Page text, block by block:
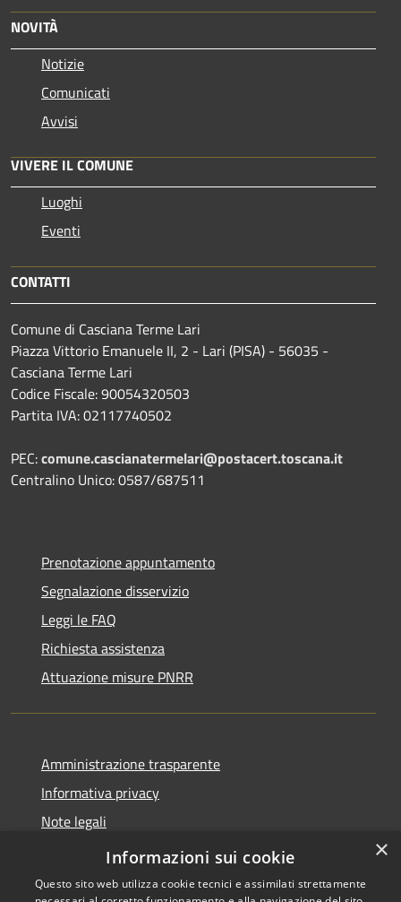
NOVITÀ
Notizie
Comunicati
Avvisi
VIVERE IL COMUNE
Luoghi
Eventi
CONTATTI
Comune di Casciana Terme Lari
Piazza Vittorio Emanuele II, 2 - Lari (PISA) - 56035 -
Casciana Terme Lari
Codice Fiscale: 90054320503
Partita IVA: 02117740502
PEC:comune.cascianatermelari@postacert.toscana.it
Centralino Unico: 0587/687511
Prenotazione appuntamento
Segnalazione disservizio
Leggi le FAQ
Richiesta assistenza
Attuazione misure PNRR
Amministrazione trasparente
Informativa privacy
Note legali
Dichiarazione di accessibilità
×
Informazioni sui cookie
Questo sito web utilizza cookie tecnici e assimilati strettamente